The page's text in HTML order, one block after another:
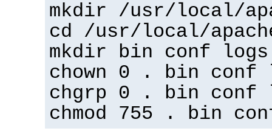
mkdir /usr/local/
cd /usr/local/
mkdir bin conf logs
chown 0 . bin conf
chgrp 0 . bin conf
chmod 755 . bin